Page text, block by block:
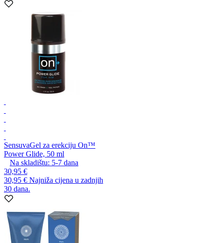
SensuvaGel za erekciju On™
Power Glide, 50 ml
Na skladištu: 5-7 dana
30,95 €
30,95 € Najniža cijena u zadnjih
30 dana.